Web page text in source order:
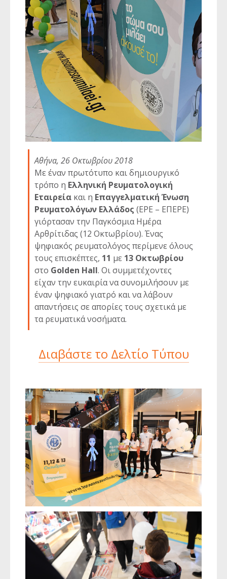
Αθήνα, 26 Οκτωβρίου 2018
Με έναν πρωτότυπο και δημιουργικό
τρόπο η Ελληνική Ρευματολογική
Εταιρεία και η Επαγγελματική Ένωση
Ρευματολόγων Ελλάδος (ΕΡΕ – ΕΠΕΡΕ)
γιόρτασαν την Παγκόσμια Ημέρα
Αρθρίτιδας (12 Οκτωβρίου). Ένας
ψηφιακός ρευματολόγος περίμενε όλους
τους επισκέπτες, 11 με 13 Οκτωβρίου
στο Golden Hall. Οι συμμετέχοντες
είχαν την ευκαιρία να συνομιλήσουν με
έναν ψηφιακό γιατρό και να λάβουν
απαντήσεις σε απορίες τους σχετικά με
τα ρευματικά νοσήματα.
Διαβάστε το Δελτίο Τύπου